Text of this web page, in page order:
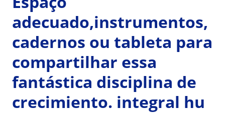
adecuado,instrumentos,
cadernos ou tableta para
compartilhar essa
fantástica disciplina de
crecimiento. integral hu